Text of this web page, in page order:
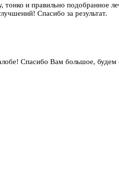
тонко и правильно подобранное
Спасибо за результат.
Спасибо Вам большое,